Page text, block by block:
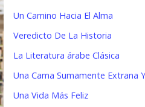
a
ó
Un Camino Hacia El Alma
Veredicto De La Historia
La Literatura árabe Clásica
Una Cama Sumamente Extrana
Una Vida Más Feliz